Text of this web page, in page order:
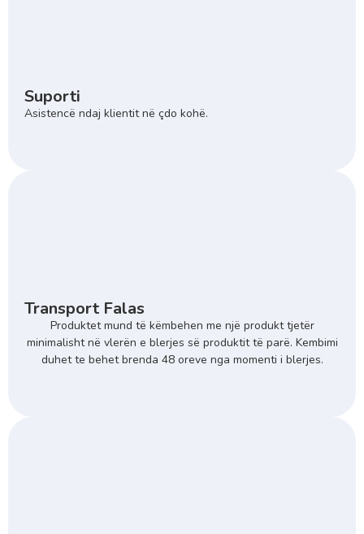
Suporti
Asistencë ndaj klientit në çdo kohë.
Transport Falas
Produktet mund të këmbehen me një produkt tjetër
minimalisht në vlerën e blerjes së produktit të parë. Kembimi
duhet te behet brenda 48 oreve nga momenti i blerjes.